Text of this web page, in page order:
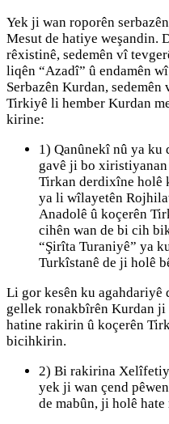
Yek ji wan roporên
Mesut de hatiye weşandin.
rêxistinê, sedemên vî
liqên “Azadî” û endamên
Serbazên Kurdan,
Tirkiyê li hember Kurdan
kirine:
1) Qanûnekî nû ya ku
gavê ji bo
Tirkan derdixîne holê
ya li wîlayetên
Anadolê û koçerên
cihên wan de bi cih
“Şirîta Turaniyê” ya
Turkîstanê de ji holê
Li gor kesên ku agahdariyê
gellek ronakbîrên Kurdan
hatine rakirin û koçerên
bicihkirin.
2) Bi rakirina
yek ji wan çend
de mabûn, ji holê